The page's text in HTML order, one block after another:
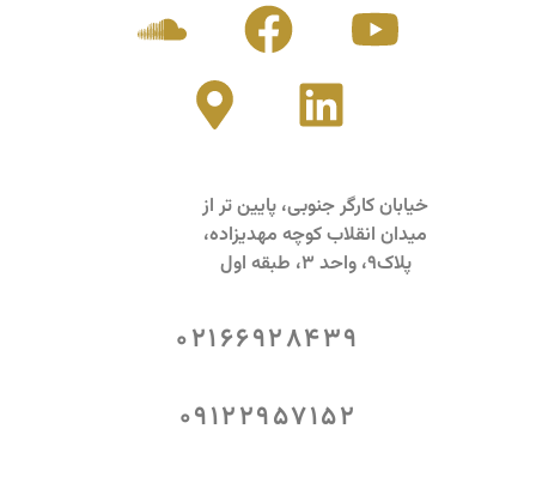
خیابان کارگر جنوبی، پایین تر از
میدان انقلاب کوچه مهدیزاده،
پلاک9، واحد 3، طبقه اول
02166928439
09122957152